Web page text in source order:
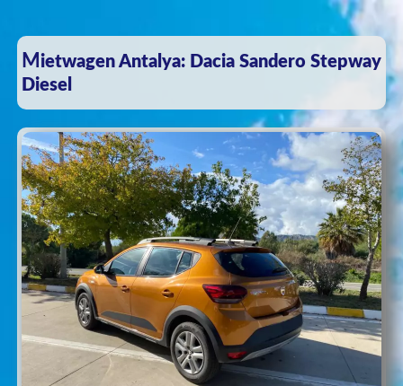
Mietwagen Antalya: Dacia Sandero Stepway
Diesel